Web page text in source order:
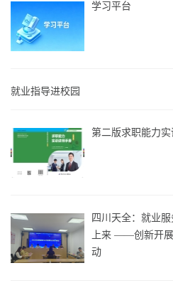
学习平台
就业指导进校园
第二版求职能力
四川天全：就业
上来 ——创新开
动